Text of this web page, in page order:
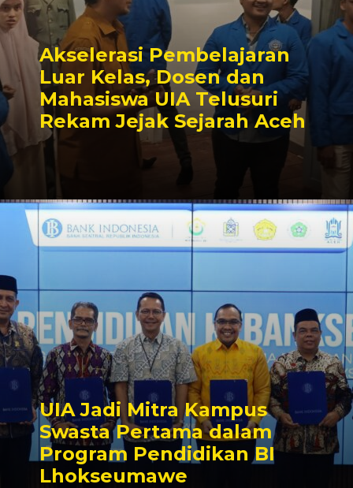
Akselerasi Pembelajaran
Luar Kelas, Dosen dan
Mahasiswa UIA Telusuri
Rekam Jejak Sejarah Aceh
UIA Jadi Mitra Kampus
Swasta Pertama dalam
Program Pendidikan BI
Lhokseumawe